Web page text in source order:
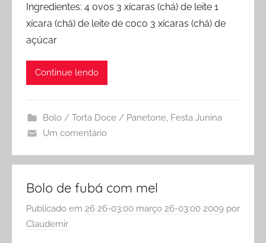
Ingredientes: 4 ovos 3 xícaras (chá) de leite 1
xícara (chá) de leite de coco 3 xícaras (chá) de
açúcar
Continue lendo
Bolo / Torta Doce / Panetone, Festa Junina
Um comentário
Bolo de fubá com mel
Publicado em 26 26-03:00 março 26-03:00 2009 por
Claudemir